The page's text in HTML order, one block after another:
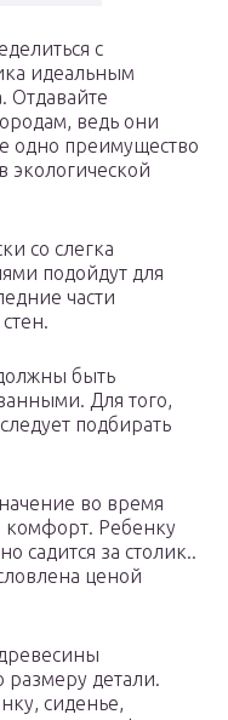
с
идеальным
Отдавайте
ведь они
одно преимущество
экологической
со слегка
подойдут для
части
быть
Для того,
подбирать
во время
комфорт. Ребенку
садится за столик..
ценой
детали.
сиденье,